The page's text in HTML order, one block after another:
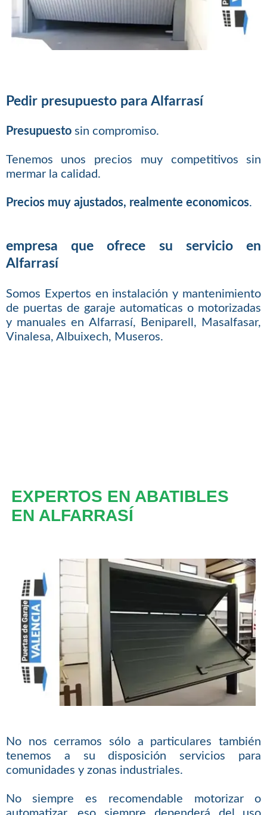
Pedir presupuesto para Alfarrasí
Presupuestosin compromiso.
Tenemos unos precios muy competitivos sin
mermar la calidad.
Precios muy ajustados, realmente economicos.
empresa que ofrece su servicio en
Alfarrasí
Somos Expertos en instalación y mantenimiento
de puertas de garaje automaticas o motorizadas
y manuales en Alfarrasí, Beniparell, Masalfasar,
Vinalesa, Albuixech, Museros.
EXPERTOS EN ABATIBLES
EN ALFARRASÍ
No nos cerramos sólo a particulares también
tenemos a su disposición servicios para
comunidades y zonas industriales.
No siempre es recomendable motorizar o